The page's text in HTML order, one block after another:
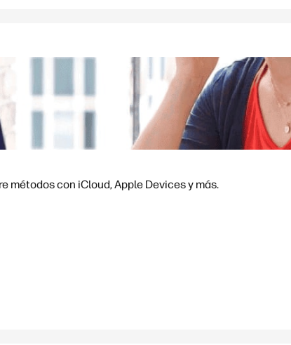
métodos con iCloud, Apple Devices y más.